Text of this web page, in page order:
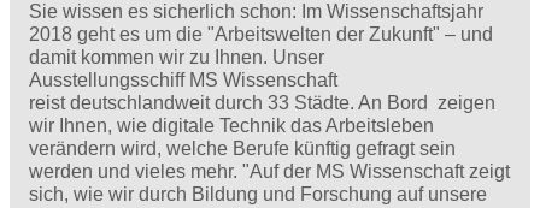
Sie wissen es sicherlich schon: Im Wissenschaftsjahr
2018 geht es um die "Arbeitswelten der Zukunft" – und
damit kommen wir zu Ihnen. Unser
Ausstellungsschiff MS Wissenschaft
reist deutschlandweit durch 33 Städte. An Bord zeigen
wir Ihnen, wie digitale Technik das Arbeitsleben
verändern wird, welche Berufe künftig gefragt sein
werden und vieles mehr. "Auf der MS Wissenschaft zeigt
sich, wie wir durch Bildung und Forschung auf unsere